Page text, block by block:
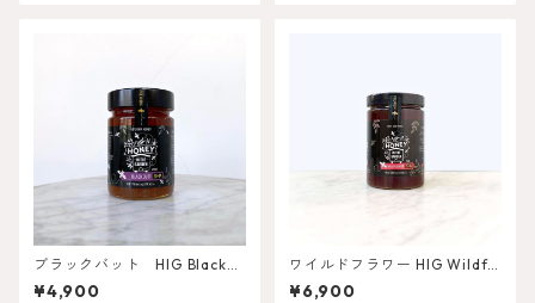
ブラックバット HIG Blackbu
tt 450g
¥4,900
ワイルドフラワー HIG Wildflo
wer 750g
¥6,900